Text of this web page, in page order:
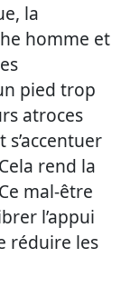
la
homme et
pied trop
atroces
rend la
mal-être
l’appui
réduire les